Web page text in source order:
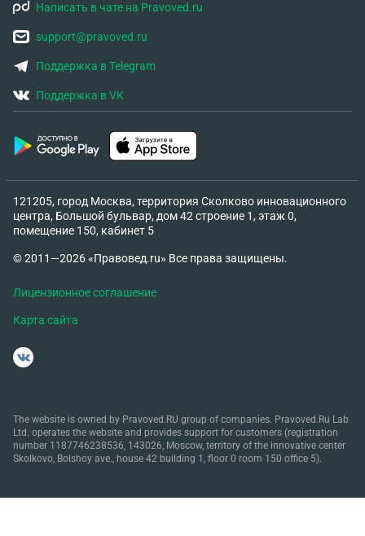
Написать в чате на Pravoved.ru
support@pravoved.ru
Поддержка в Telegram
Поддержка в VK
121205, город Москва, территория Сколково инновационного
центра, Большой бульвар, дом 42 строение 1, этаж 0,
помещение 150, кабинет 5
© 2011—2026 «Правовед.ru» Все права защищены.
Лицензионное соглашение
Карта сайта
The website is owned by Pravoved.RU group of companies. Pravoved.Ru Lab
Ltd. operates the website and provides support for customers (registration
number 1187746238536, 143026, Moscow, territory of the innovative center
Skolkovo, Bolshoy ave., house 42 building 1, floor 0 room 150 office 5).